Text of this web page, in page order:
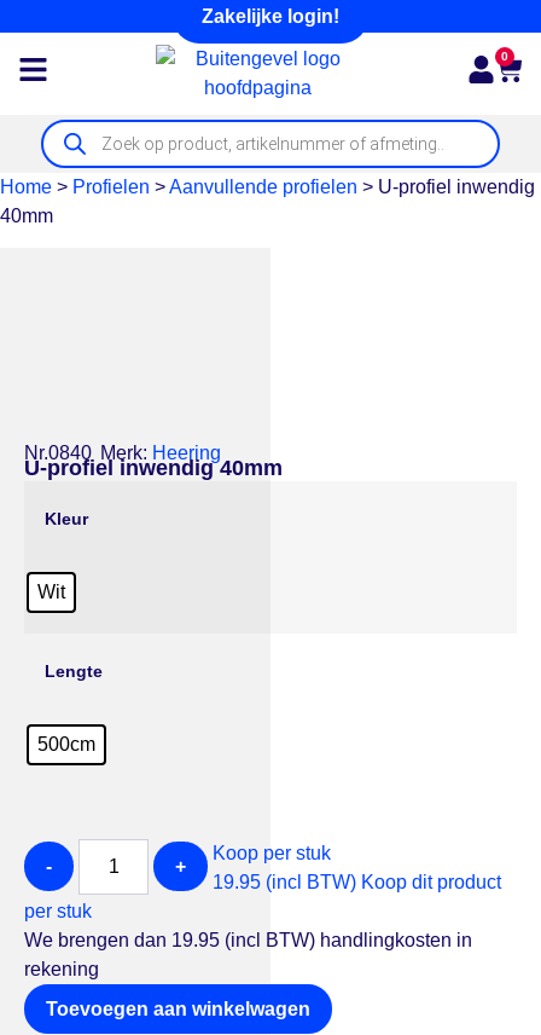
Zakelijke login!
0
Home > Profielen >Aanvullende profielen > U-profiel inwendig
40mm
Nr.0840 Merk: Heering
U-profiel inwendig 40mm
Kleur
Wit
Lengte
500cm
- +
Koop per stuk
19.95 (incl BTW) Koop dit product
per stuk
We brengen dan 19.95 (incl BTW) handlingkosten in
rekening
Toevoegen aan winkelwagen